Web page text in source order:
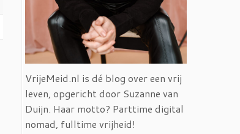
VrijeMeid.nl is dé blog over een vrij
leven, opgericht door Suzanne van
Duijn. Haar motto? Parttime digital
nomad, fulltime vrijheid!